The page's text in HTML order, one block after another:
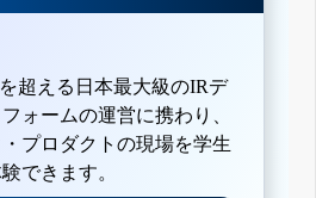
超える日本最大級のIRデ
ォームの運営に携わり、
プロダクトの現場を学生
できます。